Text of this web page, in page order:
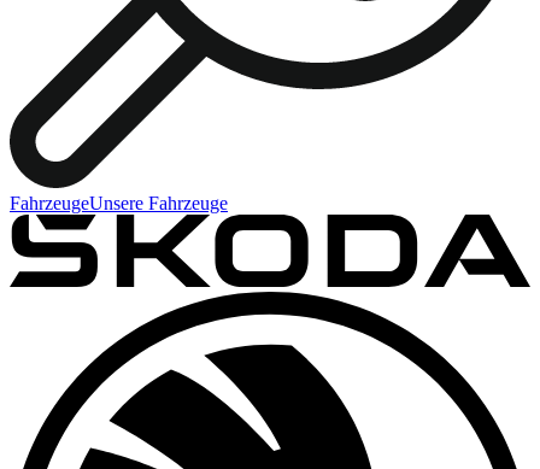
FahrzeugeUnsere Fahrzeuge